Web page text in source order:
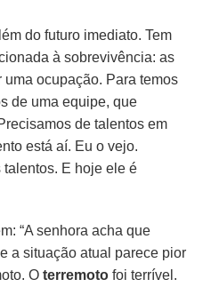
do futuro imediato. Tem
à sobrevivência: as
ocupação. Para temos
de uma equipe, que
de talentos em
está aí. Eu o vejo.
E hoje ele é
“A senhora acha que
a situação atual parece pior
Oterremoto foi terrível.